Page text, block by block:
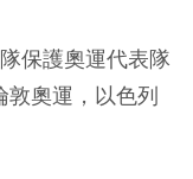
保護奧運代表隊
奧運，以色列